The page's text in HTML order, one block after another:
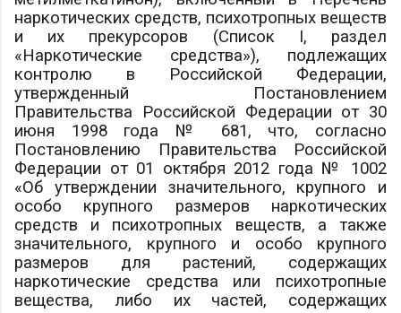
наркотических средств, психотропных веществ
и их прекурсоров (Список I, раздел
«Наркотические средства»), подлежащих
контролю в Российской Федерации,
утвержденный Постановлением
Правительства Российской Федерации от 30
июня 1998 года № 681, что, согласно
Постановлению Правительства Российской
Федерации от 01 октября 2012 года № 1002
«Об утверждении значительного, крупного и
особо крупного размеров наркотических
средств и психотропных веществ, а также
значительного, крупного и особо крупного
размеров для растений, содержащих
наркотические средства или психотропные
вещества, либо их частей, содержащих